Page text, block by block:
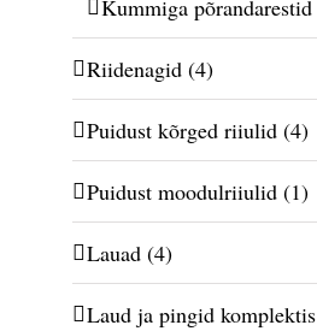
Kummiga põrandarestid
Riidenagid (4)
Puidust kõrged riiulid (4)
Puidust moodulriiulid (1)
Lauad (4)
Laud ja pingid komplektis